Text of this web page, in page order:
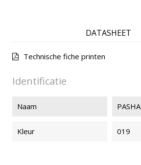
DATASHEET
Technische fiche printen
Identificatie
Naam PASHA
Kleur 019